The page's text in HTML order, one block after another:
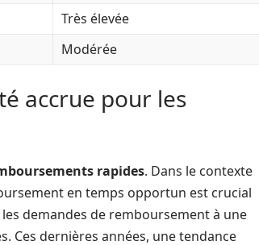
Très élevée
Modérée
accrue pour les
rapides. Dans le contexte
en temps opportun est crucial
demandes de remboursement à une
Ces dernières années, une tendance